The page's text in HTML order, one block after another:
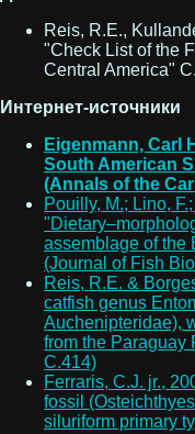
Reis, R.E.,
"Check List of the
Central America"
Интернет-источники
Eigenmann, Carl
South American
(Annals of the
Pouilly, M.; Lino,
assemblage of the
(Journal of Fish
Reis, R.E. &
catfish genus
Auchenipteridae),
from the Paraguay
C.414)
Ferraris, C.J. jr.,
fossil
siluriform primary